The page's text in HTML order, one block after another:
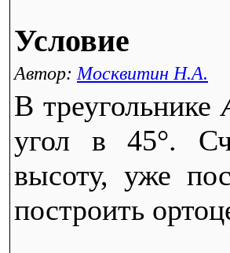
Условие
Автор: Москвитин Н.А.
В треугольнике
угол в 45°.
высоту, уже
построить